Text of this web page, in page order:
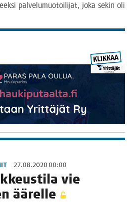
pal­ve­lu­muo­toi­li­jat, joka sekin oli
27.08.2020 00:00
vie
äärelle